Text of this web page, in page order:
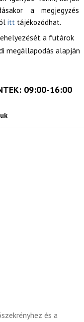
a megjegyzés
itt tájékozódhat.
a futárok
megállapodás alapján
09:00-16:00
és a